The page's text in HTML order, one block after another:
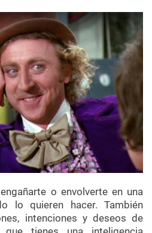
o envolverte en una
lo quieren hacer. También
intenciones y deseos de